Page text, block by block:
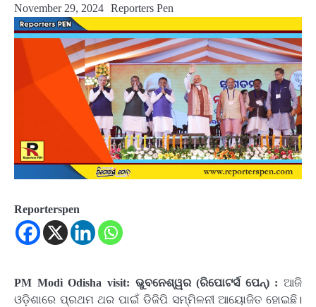
November 29, 2024 Reporters Pen
Reporterspen
PM Modi Odisha visit: ଭୁବନେଶ୍ୱର (ରିପୋଟର୍ସ ପେନ୍‌) : ଆଜି
ଓଡ଼ିଶାରେ ପ୍ରଥମ ଥର ପାଇଁ ଡିଜିପି ସମ୍ମିଳନୀ ଆୟୋଜିତ ହୋଇଛି।